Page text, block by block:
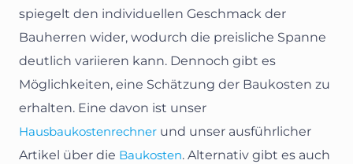
spiegelt den individuellen Geschmack der
Bauherren wider, wodurch die preisliche Spanne
deutlich variieren kann. Dennoch gibt es
Möglichkeiten, eine Schätzung der Baukosten zu
erhalten. Eine davon ist unser
Hausbaukostenrechner und unser ausführlicher
Artikel über die Baukosten. Alternativ gibt es auch